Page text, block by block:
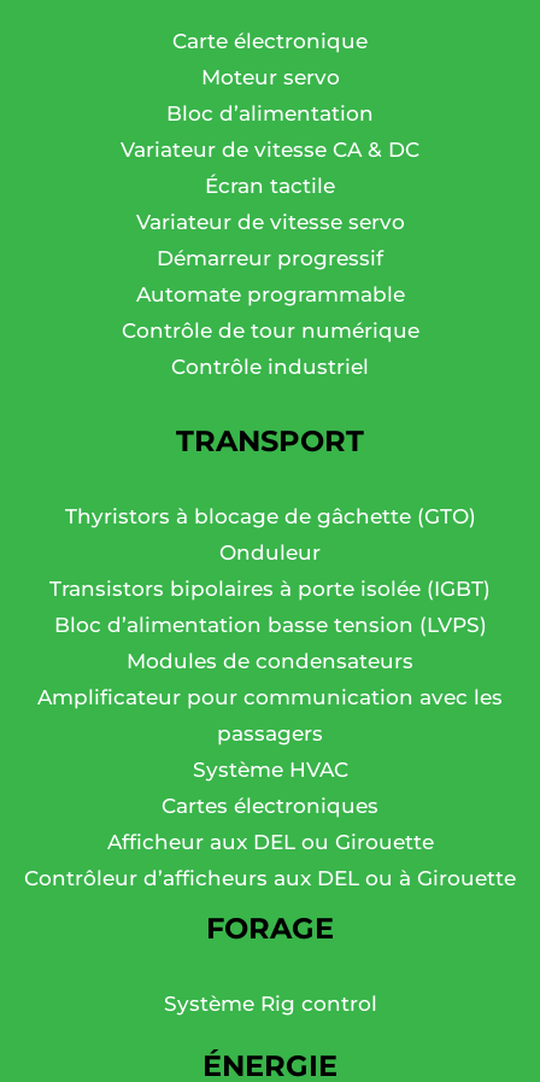
Carte électronique
Moteur servo
Bloc d’alimentation
Variateur de vitesse CA & DC
Écran tactile
Variateur de vitesse servo
Démarreur progressif
Automate programmable
Contrôle de tour numérique
Contrôle industriel
TRANSPORT
Thyristors à blocage de gâchette (GTO)
Onduleur
Transistors bipolaires à porte isolée (IGBT)
Bloc d’alimentation basse tension (LVPS)
Modules de condensateurs
Amplificateur pour communication avec les
passagers
Système HVAC
Cartes électroniques
Afficheur aux DEL ou Girouette
Contrôleur d’afficheurs aux DEL ou à Girouette
FORAGE
Système Rig control
ÉNERGIE